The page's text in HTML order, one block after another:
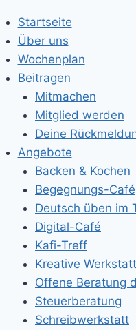
Startseite
Über uns
Wochenplan
Beitragen
Mitmachen
Mitglied werden
Deine
Angebote
Backen & Kochen
Begegnungs-Café
Deutsch üben im
Digital-Café
Kafi-Treff
Kreative
Offene Beratung
Steuerberatung
Schreibwerkstatt